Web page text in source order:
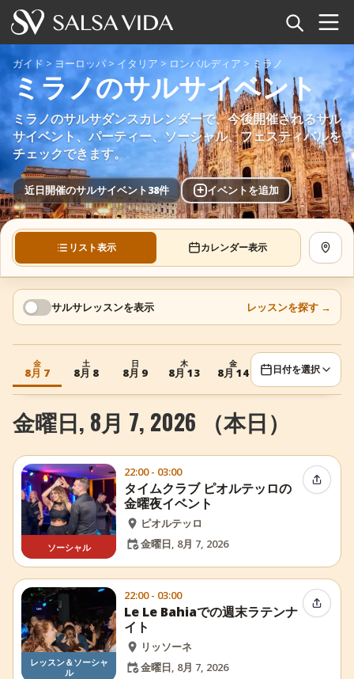
ホーム
イベント
ニュース
記事
動画
サルサ用語集
ショップ
イベントを追加
ガイド > ヨーロッパ > イタリア > ロンバルディア > ミラノ
ミラノのサルサイベント
ミラノのサルサダンスカレンダーで、今後開催されるサル
サイベント、パーティー、ソーシャル、フェスティバルを
チェックできます。
近日開催のサルサイベント38件 + イベントを追加
リスト表示 カレンダー表示 地図
サルサレッスンを表示 レッスンを探す →
金
8月 7
土
8月 8
日
8月 9
木
8月 13
金
8月 14
土
8月 15 8月 16
日付を選択
金曜日, 8月 7, 2026 （本日）
ソーシャル
22:00 - 03:00
タイムクラブ ピオルテッロの
金曜夜イベント
ピオルテッロ
金曜日, 8月 7, 2026
イベン
レッスン＆ソーシャ
ル
22:00 - 03:00
Le Le Bahiaでの週末ラテンナ
イト
リッソーネ
金曜日, 8月 7, 2026
イベン